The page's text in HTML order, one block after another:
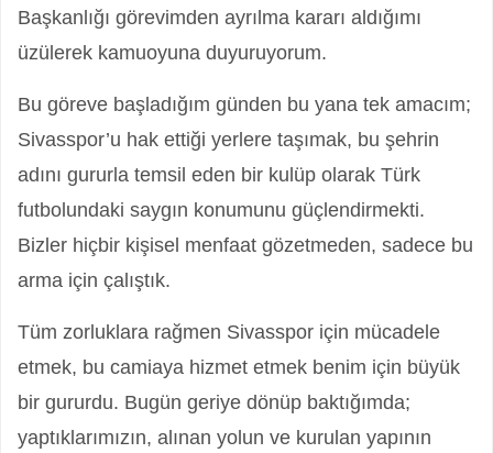
Başkanlığı görevimden ayrılma kararı aldığımı
üzülerek kamuoyuna duyuruyorum.
Bu göreve başladığım günden bu yana tek amacım;
Sivasspor’u hak ettiği yerlere taşımak, bu şehrin
adını gururla temsil eden bir kulüp olarak Türk
futbolundaki saygın konumunu güçlendirmekti.
Bizler hiçbir kişisel menfaat gözetmeden, sadece bu
arma için çalıştık.
Tüm zorluklara rağmen Sivasspor için mücadele
etmek, bu camiaya hizmet etmek benim için büyük
bir gururdu. Bugün geriye dönüp baktığımda;
yaptıklarımızın, alınan yolun ve kurulan yapının